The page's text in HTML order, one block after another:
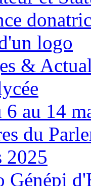
logo
&
6 au 14
du
2025
Génépi